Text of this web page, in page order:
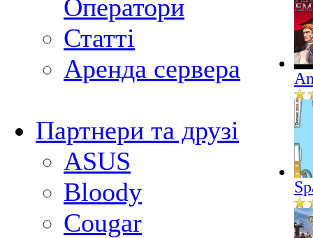
Оператори
Статті
Аренда сервера
Партнери та друзі
ASUS
Bloody
Cougar